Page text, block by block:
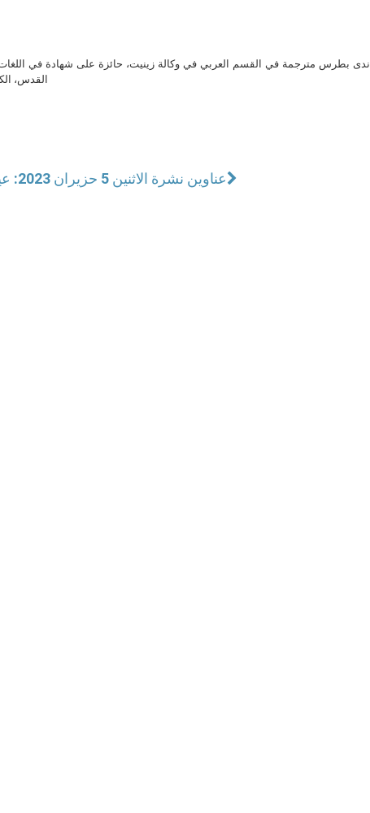
ندى بطرس مترجمة في القسم العربي في وكالة زينيت، حائزة على شهادة في
القدس،
عناوين نشرة الاثنين 5 حزيران 2023: عيد الثالوث الأقدس